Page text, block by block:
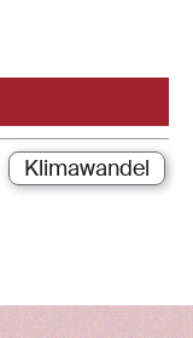
Klimawandel